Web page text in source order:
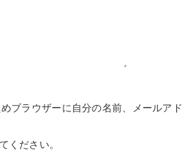
ブラウザーに自分の名前、メールアド
ください。